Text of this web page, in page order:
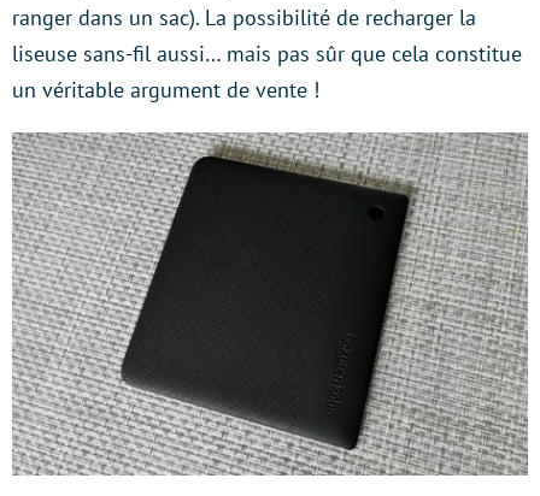
ranger dans un sac). La possibilité de recharger la
liseuse sans-fil aussi… mais pas sûr que cela constitue
un véritable argument de vente !